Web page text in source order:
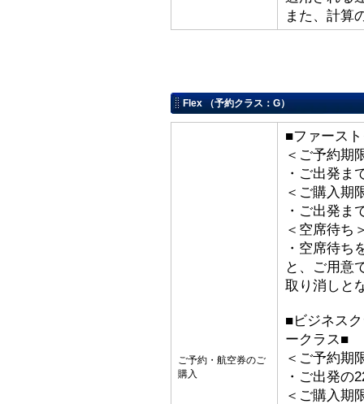
また、計算
Flex （予約クラス：G）
ご予約・航空券のご
購入
■ファース
＜ご予約期
・ご出発ま
＜ご購入期
・ご出発ま
＜空席待ち
・空席待ち
と、ご用意
取り消しと
■ビジネス
ークラス■
＜ご予約期
・ご出発の
＜ご購入期